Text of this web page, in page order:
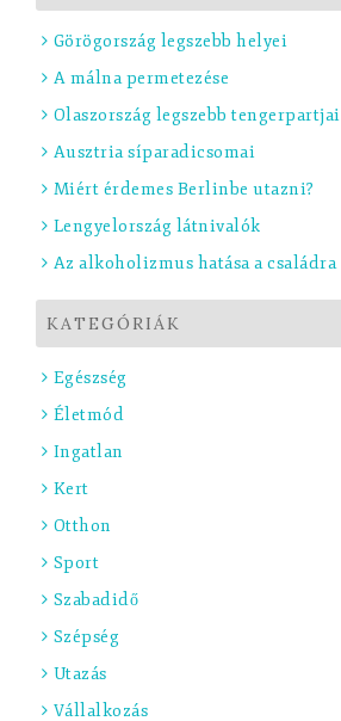
Görögország legszebb helyei
A málna permetezése
Olaszország legszebb tengerpartjai
Ausztria síparadicsomai
Miért érdemes Berlinbe utazni?
Lengyelország látnivalók
Az alkoholizmus hatása a családra
KATEGÓRIÁK
Egészség
Életmód
Ingatlan
Kert
Otthon
Sport
Szabadidő
Szépség
Utazás
Vállalkozás